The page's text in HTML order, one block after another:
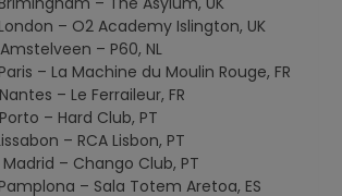
London – O2 Academy Islington, UK
Amstelveen – P60, NL
Paris – La Machine du Moulin Rouge, FR
– Le Ferraileur, FR
– Hard Club, PT
– RCA Lisbon, PT
Madrid – Chango Club, PT
Pamplona – Sala Totem Aretoa, ES